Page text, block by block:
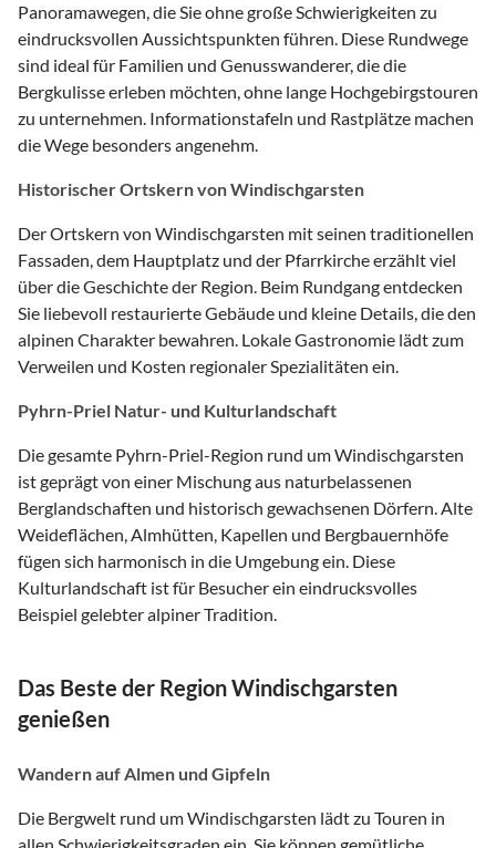
Panoramawegen, die Sie ohne große Schwierigkeiten zu
eindrucksvollen Aussichtspunkten führen. Diese Rundwege
sind ideal für Familien und Genusswanderer, die die
Bergkulisse erleben möchten, ohne lange Hochgebirgstouren
zu unternehmen. Informationstafeln und Rastplätze machen
die Wege besonders angenehm.
Historischer Ortskern von Windischgarsten
Der Ortskern von Windischgarsten mit seinen traditionellen
Fassaden, dem Hauptplatz und der Pfarrkirche erzählt viel
über die Geschichte der Region. Beim Rundgang entdecken
Sie liebevoll restaurierte Gebäude und kleine Details, die den
alpinen Charakter bewahren. Lokale Gastronomie lädt zum
Verweilen und Kosten regionaler Spezialitäten ein.
Pyhrn-Priel Natur- und Kulturlandschaft
Die gesamte Pyhrn-Priel-Region rund um Windischgarsten
ist geprägt von einer Mischung aus naturbelassenen
Berglandschaften und historisch gewachsenen Dörfern. Alte
Weideflächen, Almhütten, Kapellen und Bergbauernhöfe
fügen sich harmonisch in die Umgebung ein. Diese
Kulturlandschaft ist für Besucher ein eindrucksvolles
Beispiel gelebter alpiner Tradition.
Das Beste der Region Windischgarsten
genießen
Wandern auf Almen und Gipfeln
Die Bergwelt rund um Windischgarsten lädt zu Touren in